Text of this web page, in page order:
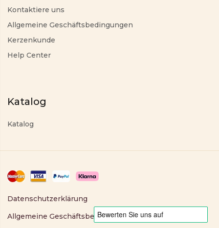
Kontaktiere uns
Allgemeine Geschäftsbedingungen
Kerzenkunde
Help Center
Katalog
Katalog
Datenschutzerklärung
Allgemeine Geschäftsbedingungen